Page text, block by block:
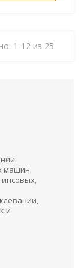
1-12 из 25.
машин.
и